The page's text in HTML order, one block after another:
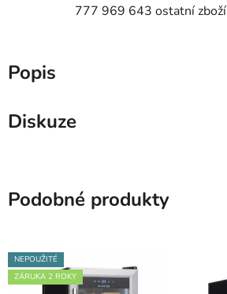
777 969 643 ostatní zboží
Popis
Diskuze
Podobné produkty
NEPOUŽITÉ
ZÁRUKA 2 ROKY